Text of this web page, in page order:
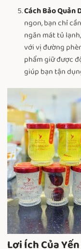
Cách Bảo Quản
ngon, bạn chỉ
ngăn mát tủ
với vị đường
phẩm giữ được
giúp bạn tận
Lợi Ích Của